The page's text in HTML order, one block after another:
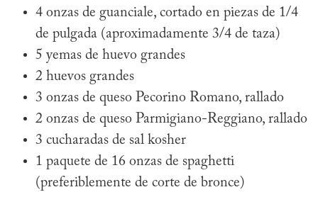
4 onzas de guanciale, cortado en piezas de 1/4
de pulgada (aproximadamente 3/4 de taza)
5 yemas de huevo grandes
2 huevos grandes
3 onzas de queso Pecorino Romano, rallado
2 onzas de queso Parmigiano-Reggiano, rallado
3 cucharadas de sal kosher
1 paquete de 16 onzas de spaghetti
(preferiblemente de corte de bronce)